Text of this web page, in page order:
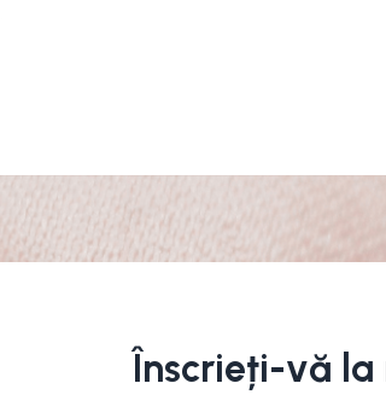
Înscrieți-vă la